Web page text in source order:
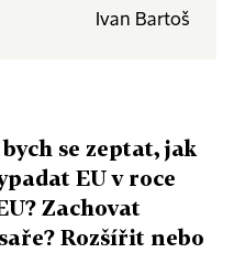
Ivan Bartoš
se zeptat, jak
EU v roce
Zachovat
Rozšířit nebo